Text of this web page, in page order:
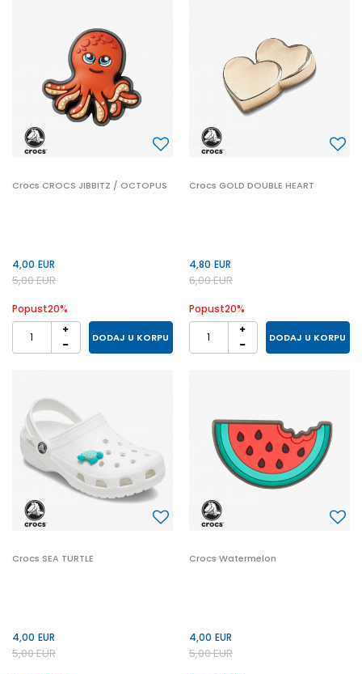
Crocs CROCS JIBBITZ / OCTOPUS
4,00 EUR
5,00EUR
Popust20%
DODAJ U KORPU
Crocs GOLD DOUBLE HEART
4,80 EUR
6,00EUR
Popust20%
DODAJ U KORPU
Crocs SEA TURTLE
4,00 EUR
5,00EUR
Crocs Watermelon
4,00 EUR
5,00EUR